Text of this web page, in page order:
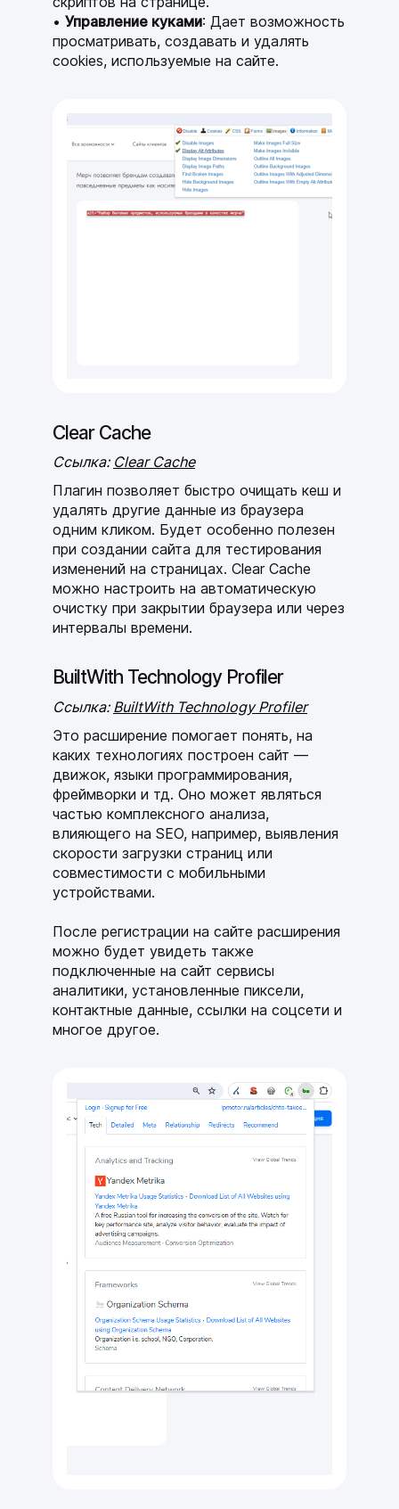
Управление куками: Дает возможность
просматривать, создавать и удалять
cookies, используемые на сайте.
Clear Cache
Ссылка: Clear Cache
Плагин позволяет быстро очищать кеш и
удалять другие данные из браузера
одним кликом. Будет особенно полезен
при создании сайта для тестирования
изменений на страницах. Clear Cache
можно настроить на автоматическую
очистку при закрытии браузера или через
интервалы времени.
BuiltWith Technology Profiler
Ссылка: BuiltWith Technology Profiler
Это расширение помогает понять, на
каких технологиях построен сайт —
движок, языки программирования,
фреймворки и тд. Оно может являться
частью комплексного анализа,
влияющего на SEO, например, выявления
скорости загрузки страниц или
совместимости с мобильными
устройствами.
После регистрации на сайте расширения
можно будет увидеть также
подключенные на сайт сервисы
аналитики, установленные пиксели,
контактные данные, ссылки на соцсети и
многое другое.